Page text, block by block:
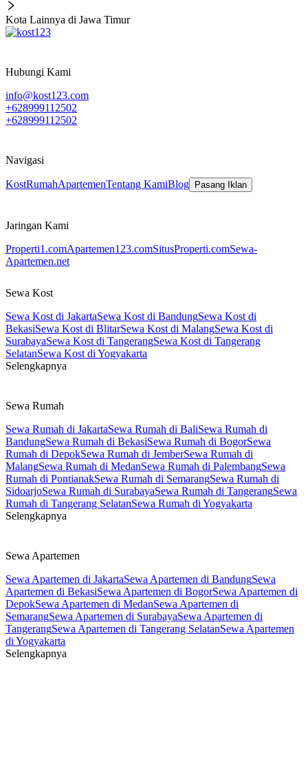
Kota Lainnya di Jawa Timur
Hubungi Kami
info@kost123.com
+628999112502
+628999112502
Navigasi
KostRumahApartemenTentang KamiBlog Pasang Iklan
Jaringan Kami
Properti1.comApartemen123.comSitusProperti.comSewa-
Apartemen.net
Sewa Kost
Sewa Kost di JakartaSewa Kost di BandungSewa Kost di
BekasiSewa Kost di BlitarSewa Kost di MalangSewa Kost di
SurabayaSewa Kost di TangerangSewa Kost di Tangerang
SelatanSewa Kost di Yogyakarta
Selengkapnya
Sewa Rumah
Sewa Rumah di JakartaSewa Rumah di BaliSewa Rumah di
BandungSewa Rumah di BekasiSewa Rumah di BogorSewa
Rumah di DepokSewa Rumah di JemberSewa Rumah di
MalangSewa Rumah di MedanSewa Rumah di PalembangSewa
Rumah di PontianakSewa Rumah di SemarangSewa Rumah di
SidoarjoSewa Rumah di SurabayaSewa Rumah di TangerangSewa
Rumah di Tangerang SelatanSewa Rumah di Yogyakarta
Selengkapnya
Sewa Apartemen
Sewa Apartemen di JakartaSewa Apartemen di BandungSewa
Apartemen di BekasiSewa Apartemen di BogorSewa Apartemen di
DepokSewa Apartemen di MedanSewa Apartemen di
SemarangSewa Apartemen di SurabayaSewa Apartemen di
TangerangSewa Apartemen di Tangerang SelatanSewa Apartemen
di Yogyakarta
Selengkapnya